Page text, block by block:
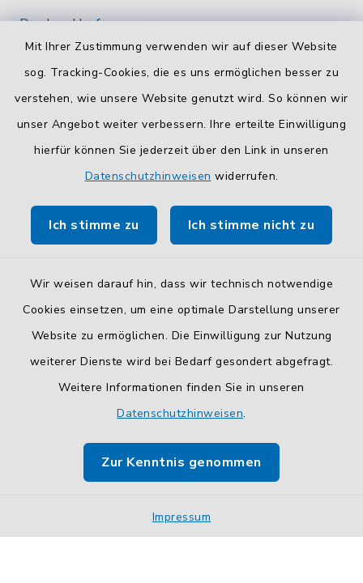
Mit Ihrer Zustimmung verwenden wir auf dieser Website
sog. Tracking-Cookies, die es uns ermöglichen besser zu
verstehen, wie unsere Website genutzt wird. So können wir
unser Angebot weiter verbessern. Ihre erteilte Einwilligung
hierfür können Sie jederzeit über den Link in unseren
Datenschutzhinweisen widerrufen.
Ich stimme zu Ich stimme nicht zu
Wir weisen darauf hin, dass wir technisch notwendige
Cookies einsetzen, um eine optimale Darstellung unserer
Website zu ermöglichen. Die Einwilligung zur Nutzung
weiterer Dienste wird bei Bedarf gesondert abgefragt.
Weitere Informationen finden Sie in unseren
Datenschutzhinweisen.
Zur Kenntnis genommen
Impressum
Durchwahlrufnummern
Die Durchwahlrufnummern unserer Mitarbeiterinnen
und Mitarbeiter finden Siehier.
Kontaktformular
SicheresKontaktformularmit BayernID verwenden.
So finden Sie uns.
Barrierefreiheit
Sitemap